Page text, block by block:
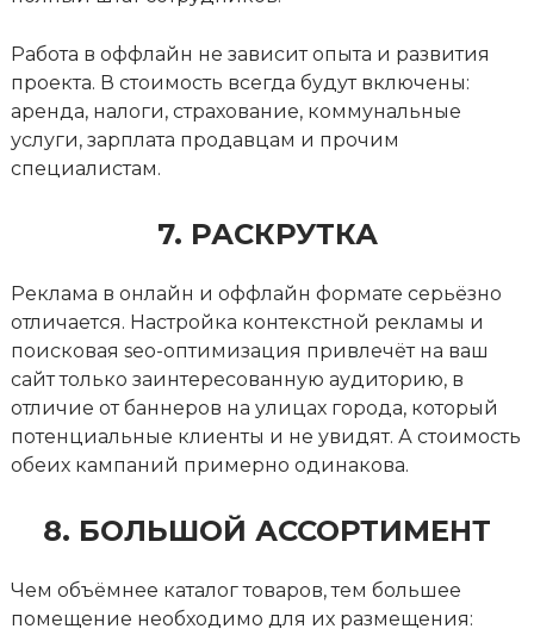
Работа в оффлайн не зависит опыта и развития
проекта. В стоимость всегда будут включены:
аренда, налоги, страхование, коммунальные
услуги, зарплата продавцам и прочим
специалистам.
7. РАСКРУТКА
Реклама в онлайн и оффлайн формате серьёзно
отличается. Настройка контекстной рекламы и
поисковая seo-оптимизация привлечёт на ваш
сайт только заинтересованную аудиторию, в
отличие от баннеров на улицах города, который
потенциальные клиенты и не увидят. А стоимость
обеих кампаний примерно одинакова.
8. БОЛЬШОЙ АССОРТИМЕНТ
Чем объёмнее каталог товаров, тем большее
помещение необходимо для их размещения: